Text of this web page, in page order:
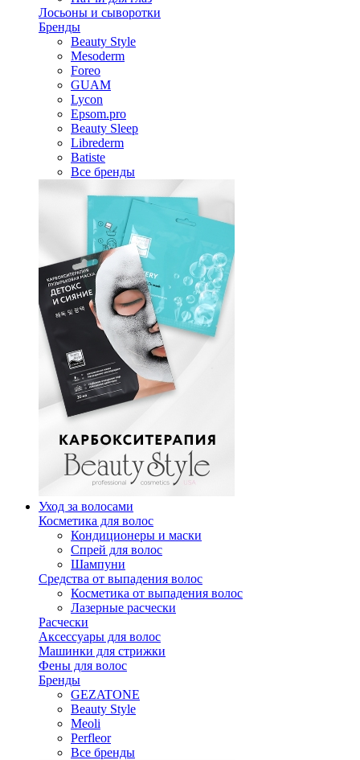
Лосьоны и сыворотки
Бренды
Beauty Style
Mesoderm
Foreo
GUAM
Lycon
Epsom.pro
Beauty Sleep
Librederm
Batiste
Все бренды
Уход за волосами
Косметика для волос
Кондиционеры и маски
Спрей для волос
Шампуни
Средства от выпадения волос
Косметика от выпадения волос
Лазерные расчески
Расчески
Аксессуары для волос
Машинки для стрижки
Фены для волос
Бренды
GEZATONE
Beauty Style
Meoli
Perfleor
Все бренды